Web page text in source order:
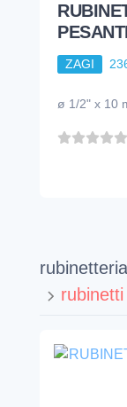
ZAGI
ø 1/2" x 10
rubinetteria